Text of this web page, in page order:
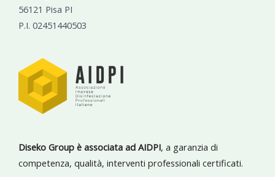
56121 Pisa PI
P.I. 02451440503
Diseko Group è associata ad AIDPI, a garanzia di
competenza, qualità, interventi professionali certificati.